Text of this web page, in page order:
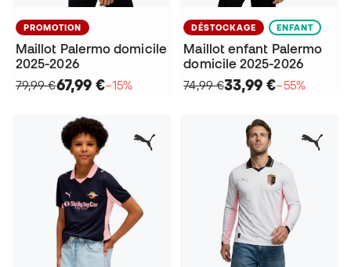
PROMOTION
Maillot Palermo domicile
2025-2026
79,99 €67,99 €−15%
DÉSTOCKAGE ENFANT
Maillot enfant Palermo
domicile 2025-2026
74,99 €33,99 €−55%